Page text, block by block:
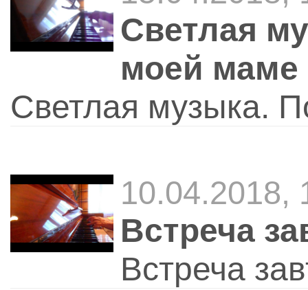
Светлая
моей маме
Светлая музыка.
10.04.2018,
Встреча
Встреча